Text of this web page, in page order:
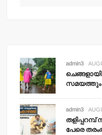
admin3
admin3
പേരെ